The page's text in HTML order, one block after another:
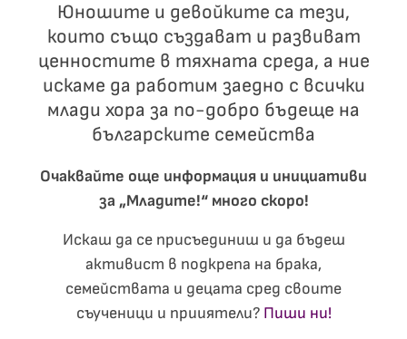
Юношите и девойките са тези,
които също създават и развиват
ценностите в тяхната среда, а ние
искаме да работим заедно с всички
млади хора за по-добро бъдеще на
българските семейства
Очаквайте още информация и инициативи
за „Младите!“ много скоро!
Искаш да се присъединиш и да бъдеш
активист в подкрепа на брака,
семействата и децата сред своите
съученици и прииятели? Пиши ни!